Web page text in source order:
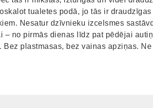
tualetes podā, jo tās ir
Nesatur dzīvnieku izcelsmes
no pirmās dienas līdz pat pēdējai
plastmasas, bez vainas apziņas.